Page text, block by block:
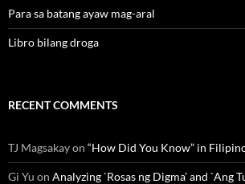
Para sa batang ayaw mag-aral
Libro bilang droga
RECENT COMMENTS
TJ Magsakayon “How Did You Know” in
Gi Yu on Analyzing `Rosas ng Digma’ and `Ang